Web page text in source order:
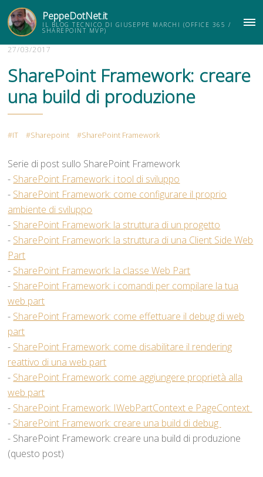
PeppeDotNet.it
IL BLOG TECNICO DI GIUSEPPE MARCHI (OFFICE 365 /
SHAREPOINT MVP)
27/03/2017
SharePoint Framework: creare
una build di produzione
IT Sharepoint SharePoint Framework
Serie di post sullo SharePoint Framework
- SharePoint Framework: i tool di sviluppo
- SharePoint Framework: come configurare il proprio
ambiente di sviluppo
- SharePoint Framework: la struttura di un progetto
- SharePoint Framework: la struttura di una Client Side Web
Part
- SharePoint Framework: la classe Web Part
- SharePoint Framework: i comandi per compilare la tua
web part
- SharePoint Framework: come effettuare il debug di web
part
- SharePoint Framework: come disabilitare il rendering
reattivo di una web part
- SharePoint Framework: come aggiungere proprietà alla
web part
- SharePoint Framework: IWebPartContext e PageContext
- SharePoint Framework: creare una build di debug
- SharePoint Framework: creare una build di produzione
(questo post)